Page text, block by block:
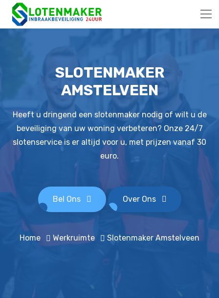
SLOTENMAKER
AMSTELVEEN
Heeft u dringend een slotenmaker nodig of wilt u de
beveiliging van uw woning verbeteren? Onze 24/7
slotenservice is er altijd voor u, met prijzen vanaf 30
euro.
Bel Ons Over Ons
Home Werkruimte Slotenmaker Amstelveen